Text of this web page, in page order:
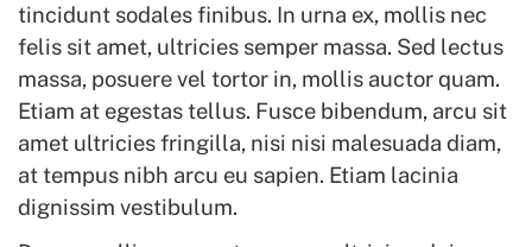
tincidunt sodales finibus. In urna ex, mollis nec
felis sit amet, ultricies semper massa. Sed lectus
massa, posuere vel tortor in, mollis auctor quam.
Etiam at egestas tellus. Fusce bibendum, arcu sit
amet ultricies fringilla, nisi nisi malesuada diam,
at tempus nibh arcu eu sapien. Etiam lacinia
dignissim vestibulum.